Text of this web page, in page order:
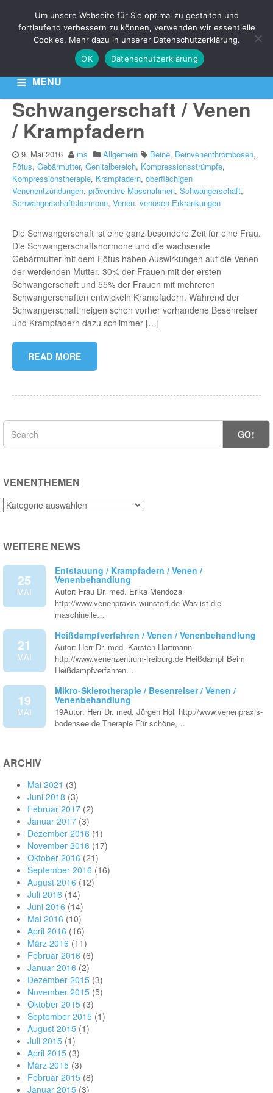
MENU
HOME KONTAKT DATENSCHUTZERKLÄRUNG
THEMA: PRÄVENTIVE
MASSNAHMEN
Aktuelle News zu Ihren Venen-Themen: Krampfadern,
Besenreiser & Co
Schwangerschaft / Venen
/ Krampfadern
9. Mai 2016 ms Allgemein Beine, Beinvenenthrombosen,
Fötus, Gebärmutter, Genitalbereich, Kompressionsstrümpfe,
Kompressionstherapie, Krampfadern, oberflächigen
Venenentzündungen, präventive Massnahmen, Schwangerschaft,
Schwangerschaftshormone, Venen, venösen Erkrankungen
Die Schwangerschaft ist eine ganz besondere Zeit für eine Frau.
Die Schwangerschaftshormone und die wachsende
Gebärmutter mit dem Fötus haben Auswirkungen auf die Venen
der werdenden Mutter. 30% der Frauen mit der ersten
Schwangerschaft und 55% der Frauen mit mehreren
Schwangerschaften entwickeln Krampfadern. Während der
Schwangerschaft neigen schon vorher vorhandene Besenreiser
und Krampfadern dazu schlimmer […]
READ MORE
GO!
VENENTHEMEN
Venenthemen
WEITERE NEWS
25
MAI
Entstauung / Krampfadern / Venen /
Venenbehandlung
Autor: Frau Dr. med. Erika Mendoza
http://www.venenpraxis-wunstorf.de Was ist die
maschinelle…
21
MAI
Heißdampfverfahren / Venen / Venenbehandlung
Autor: Herr Dr. med. Karsten Hartmann
http://www.venenzentrum-freiburg.de Heißdampf Beim
Heißdampfverfahren…
19
MAI
Mikro-Sklerotherapie / Besenreiser / Venen /
Venenbehandlung
19Autor: Herr Dr. med. Jürgen Holl http://www.venenpraxis-
bodensee.de Therapie Für schöne,…
ARCHIV
Mai 2021 (3)
Juni 2018 (3)
Februar 2017 (2)
Januar 2017 (3)
Dezember 2016 (1)
November 2016 (17)
Oktober 2016 (21)
September 2016 (16)
August 2016 (12)
Juli 2016 (14)
Juni 2016 (14)
Mai 2016 (10)
April 2016 (16)
März 2016 (11)
Februar 2016 (6)
Januar 2016 (2)
Dezember 2015 (3)
November 2015 (5)
Oktober 2015 (3)
September 2015 (1)
August 2015 (1)
Juli 2015 (1)
April 2015 (3)
März 2015 (3)
Februar 2015 (8)
Januar 2015 (3)
Um unsere Webseite für Sie optimal zu gestalten und
fortlaufend verbessern zu können, verwenden wir essentielle
Cookies. Mehr dazu in unserer Datenschutzerklärung.
OK
Datenschutzerklärung